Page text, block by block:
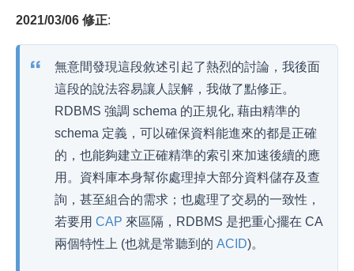
2021/03/06 修正:
無意間發現這段敘述引起了熱烈的討論，我後面
這段的說法容易讓人誤解，我做了點修正。
RDBMS 強調 schema 的正規化, 藉由精準的
schema 定義，可以確保資料能進來的都是正確
的，也能夠建立正確精準的索引來加速後續的應
用。資料庫本身幫你處理掉大部分資料儲存及查
詢，甚至組合的需求；也處理了交易的一致性，
若要用 CAP 來區隔，RDBMS 是把重心擺在 CA
兩個特性上 (也就是常聽到的 ACID)。